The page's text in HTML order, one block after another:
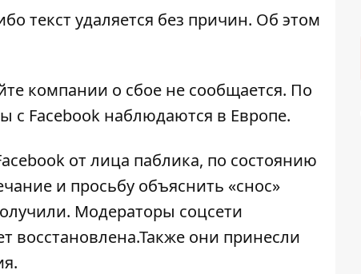
текст удаляется без причин. Об этом
компании о сбое не сообщается. По
Facebook наблюдаются в Европе.
от лица паблика, по состоянию
и просьбу объяснить «снос»
Модераторы соцсети
восстановлена.Также они принесли